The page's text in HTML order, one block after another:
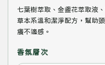
七葉樹萃取、金盞花萃取液
草本系溫和潔淨配方，幫助
癢不適感。
香氛層次